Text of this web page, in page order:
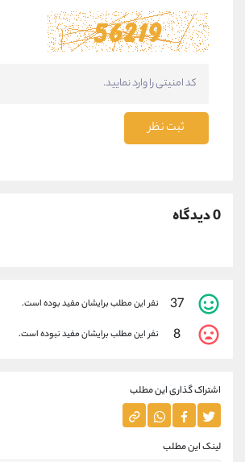
ثبت نظر
0 دیدگاه
37 نفر این مطلب برایشان مفید بوده است.
8 نفر این مطلب برایشان مفید نبوده است.
اشتراک گذاری این مطلب
لینک این مطلب